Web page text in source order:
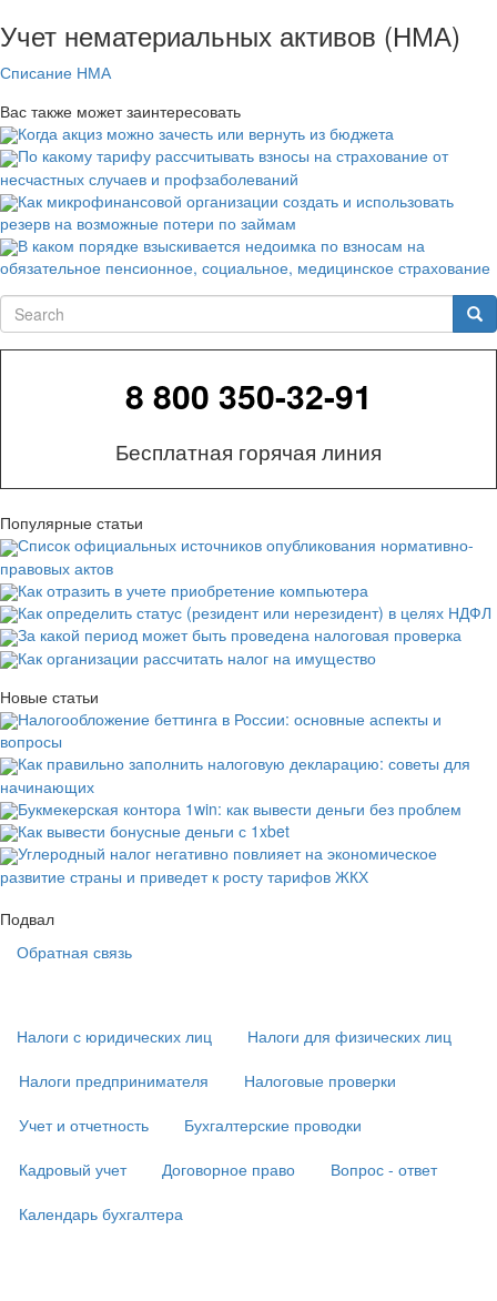
Учет нематериальных активов (НМА)
Списание НМА
Вас также может заинтересовать
Когда акциз можно зачесть или вернуть из бюджета
По какому тарифу рассчитывать взносы на страхование от
несчастных случаев и профзаболеваний
Как микрофинансовой организации создать и использовать
резерв на возможные потери по займам
В каком порядке взыскивается недоимка по взносам на
обязательное пенсионное, социальное, медицинское страхование
Search
8 800 350-32-91
Бесплатная горячая линия
Популярные статьи
Список официальных источников опубликования нормативно-
правовых актов
Как отразить в учете приобретение компьютера
Как определить статус (резидент или нерезидент) в целях НДФЛ
За какой период может быть проведена налоговая проверка
Как организации рассчитать налог на имущество
Новые статьи
Налогообложение беттинга в России: основные аспекты и
вопросы
Как правильно заполнить налоговую декларацию: советы для
начинающих
Букмекерская контора 1win: как вывести деньги без проблем
Как вывести бонусные деньги с 1xbet
Углеродный налог негативно повлияет на экономическое
развитие страны и приведет к росту тарифов ЖКХ
Подвал
Обратная связь
подвале)
Налоги с юридических лиц
Налоги для физических лиц
Налоги предпринимателя
Налоговые проверки
Учет и отчетность
Бухгалтерские проводки
Кадровый учет
Договорное право
Вопрос - ответ
Календарь бухгалтера